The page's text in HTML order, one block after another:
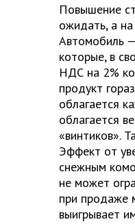
Повышение
ожидать, а
Автомобиль
которые, в
НДС на 2%
продукт
облагается
облагается
«винтиков».
Эффект от
снежным
не может
при продаже
выигрывает